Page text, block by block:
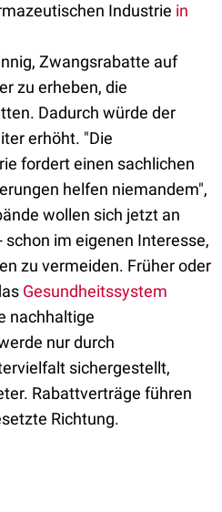
Industrie in
Zwangsrabatte auf
zu erheben, die
Dadurch würde der
erhöht. "Die
fordert einen sachlichen
helfen niemandem",
wollen sich jetzt an
im eigenen Interesse,
zu vermeiden. Früher oder
Gesundheitssystem
nachhaltige
nur durch
sichergestellt,
Rabattverträge führen
Richtung.